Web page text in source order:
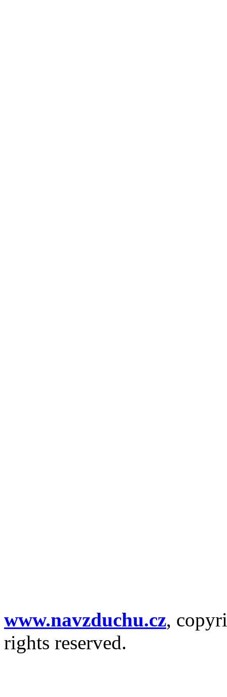
www.navzduchu.cz,
rights reserved.